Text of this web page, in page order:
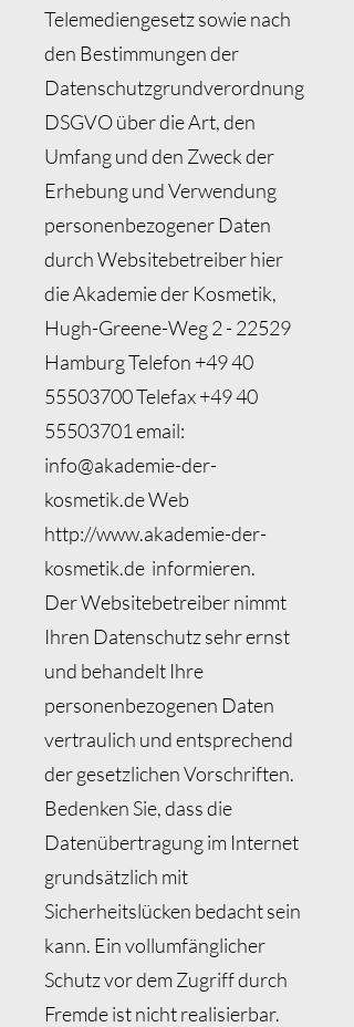
Telemediengesetz sowie nach
den Bestimmungen der
Datenschutzgrundverordnung
DSGVO über die Art, den
Umfang und den Zweck der
Erhebung und Verwendung
personenbezogener Daten
durch Websitebetreiber hier
die Akademie der Kosmetik,
Hugh-Greene-Weg 2 - 22529
Hamburg Telefon +49 40
55503700Telefax+49 40
55503701 email:
info@akademie-der-
kosmetik.deWeb
http://www.akademie-der-
kosmetik.de informieren.
Der Websitebetreiber nimmt
Ihren Datenschutz sehr ernst
und behandelt Ihre
personenbezogenen Daten
vertraulich und entsprechend
der gesetzlichen Vorschriften.
Bedenken Sie, dass die
Datenübertragung im Internet
grundsätzlich mit
Sicherheitslücken bedacht sein
kann. Ein vollumfänglicher
Schutz vor dem Zugriff durch
Fremde ist nicht realisierbar.